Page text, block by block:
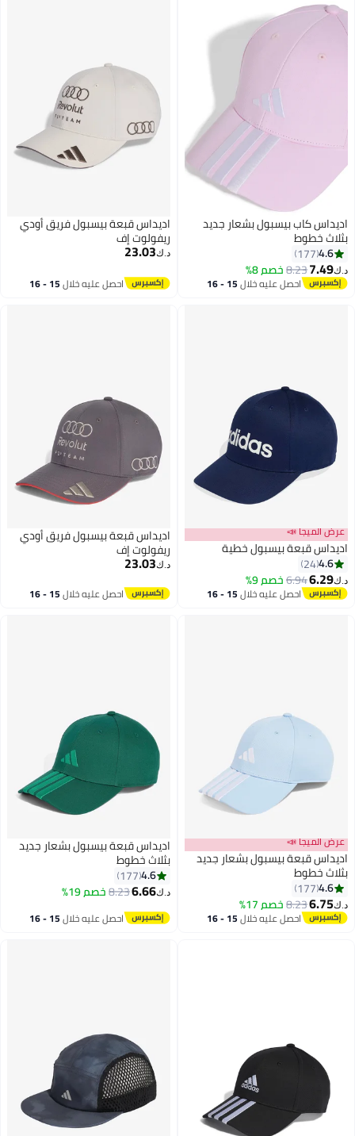
كاب بيسبول بشعار جديد
177
8.23خصم 8%
احصل عليه خلال 15 - 16
اديداس قبعة بيسبول فريق أودي
ريفولوت إف
23.03
احصل عليه خلال 15 - 16
📣
قبعة بيسبول خطية
24
6.94خصم 9%
احصل عليه خلال 15 - 16
اديداس قبعة بيسبول فريق أودي
ريفولوت إف
23.03
احصل عليه خلال 15 - 16
📣
قبعة بيسبول بشعار جديد
177
8.23خصم 17%
احصل عليه خلال 15 - 16
اديداس قبعة بيسبول بشعار جديد
بثلاث خطوط
177
6.66
8.23خصم 19%
احصل عليه خلال 15 - 16